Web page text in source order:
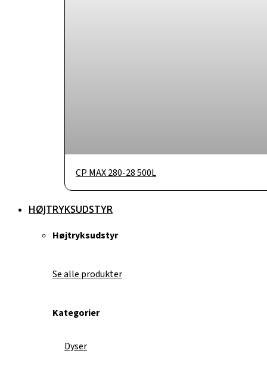
CP MAX 280-28 500L
HØJTRYKSUDSTYR
Højtryksudstyr
Se alle produkter
Kategorier
Dyser